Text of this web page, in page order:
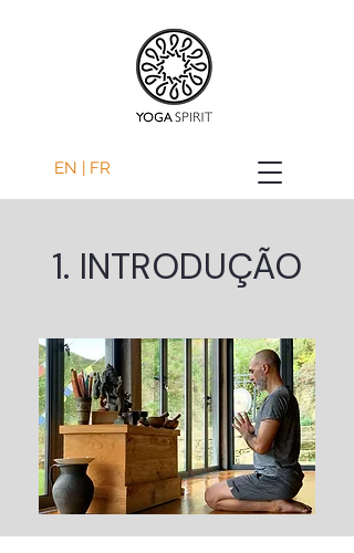
EN | FR
1. INTRODUÇÃO